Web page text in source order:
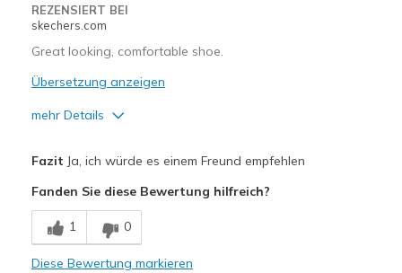
REZENSIERT BEI
skechers.com
Great looking, comfortable shoe.
Übersetzung anzeigen
mehr Details
Comfortable
Stylish
Fazit Ja, ich würde es einem Freund empfehlen
Fanden Sie diese Bewertung hilfreich?
1 0
Diese Bewertung markieren